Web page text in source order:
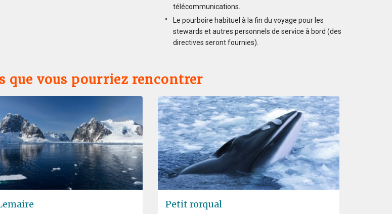
télécommunications.
Le pourboire habituel à la fin du voyage pour les
stewards et autres personnels de service à bord (des
directives seront fournies).
que vous pourriez rencontrer
Petit rorqual